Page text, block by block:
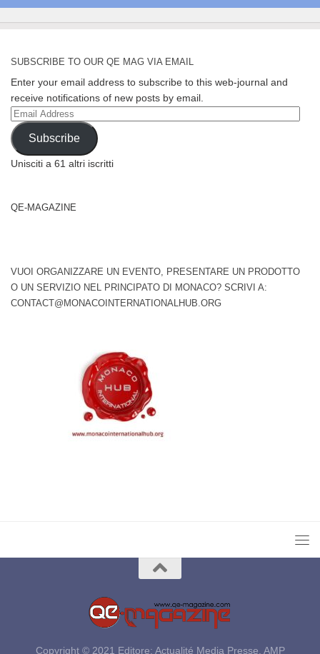
SUBSCRIBE TO OUR QE MAG VIA EMAIL
Enter your email address to subscribe to this web-journal and
receive notifications of new posts by email.
Email
Address
Subscribe
Unisciti a 61 altri iscritti
QE-MAGAZINE
VUOI ORGANIZZARE UN EVENTO, PRESENTARE UN PRODOTTO
O UN SERVIZIO NEL PRINCIPATO DI MONACO? SCRIVI A:
CONTACT@MONACOINTERNATIONALHUB.ORG
Copyright © 2021 Editore: Actualité Media Presse, AMP